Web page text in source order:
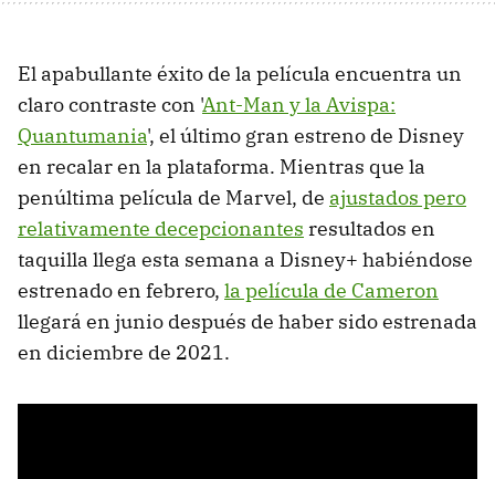
El apabullante éxito de la película encuentra un
claro contraste con 'Ant-Man y la Avispa:
Quantumania', el último gran estreno de Disney
en recalar en la plataforma. Mientras que la
penúltima película de Marvel, de ajustados pero
relativamente decepcionantes resultados en
taquilla llega esta semana a Disney+ habiéndose
estrenado en febrero, la película de Cameron
llegará en junio después de haber sido estrenada
en diciembre de 2021.